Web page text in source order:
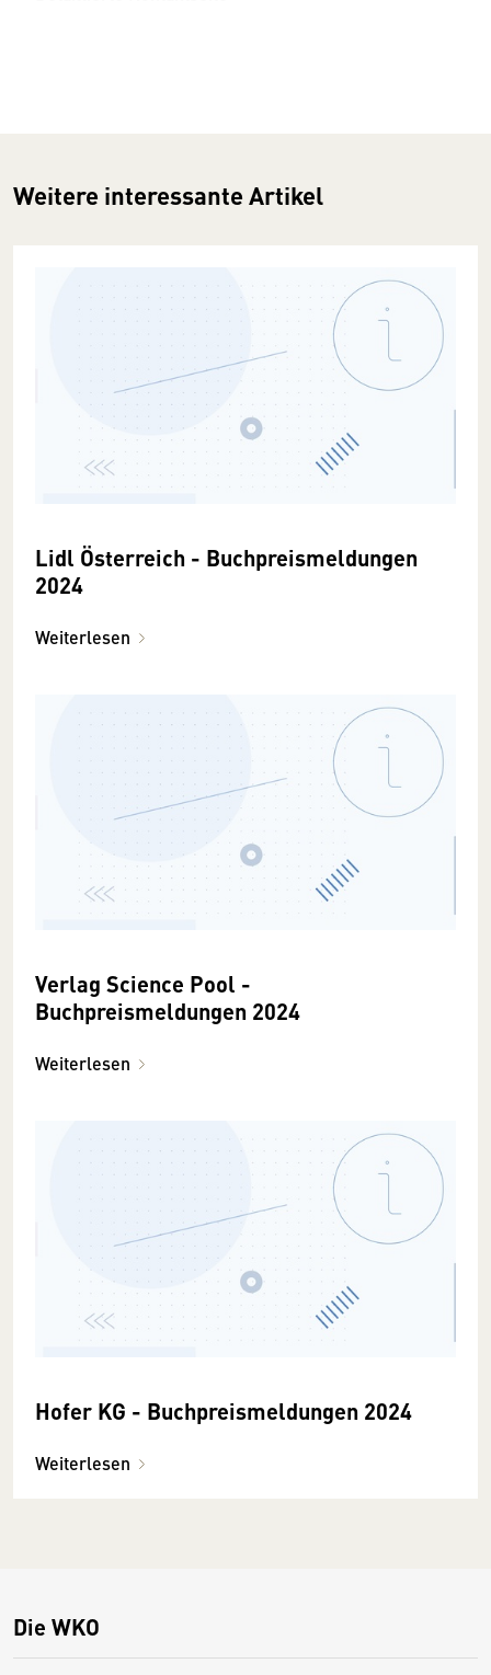
Weitere interessante Artikel
Lidl Österreich - Buchpreismeldungen
2024
Weiterlesen
Verlag Science Pool -
Buchpreismeldungen 2024
Weiterlesen
Hofer KG - Buchpreismeldungen 2024
Weiterlesen
Die WKO